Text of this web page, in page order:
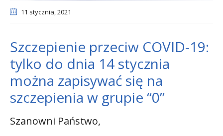
11 stycznia, 2021
Szczepienie przeciw COVID-19:
tylko do dnia 14 stycznia
można zapisywać się na
szczepienia w grupie “0”
Szanowni Państwo,